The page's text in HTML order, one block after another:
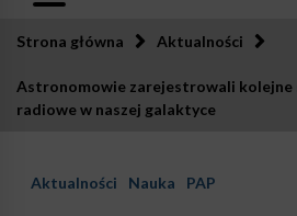
Strona główna Aktualności
Astronomowie zarejestrowali kolejne
radiowe w naszej galaktyce
Aktualności Nauka PAP